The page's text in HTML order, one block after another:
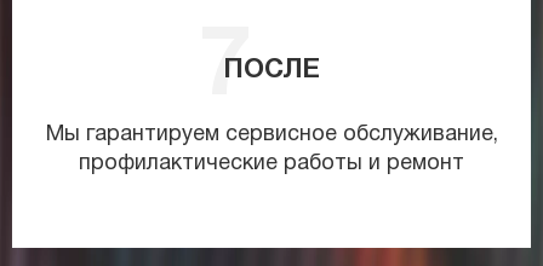
ПОСЛЕ
Мы гарантируем сервисное обслуживание,
профилактические работы и ремонт